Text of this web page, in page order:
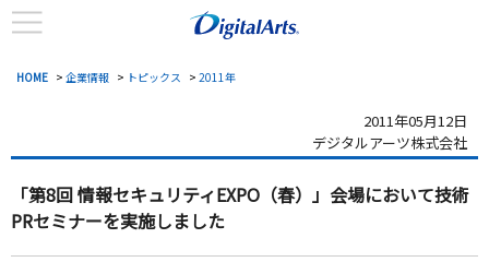
HOME > 企業情報 > トピックス > 2011年
2011年05月12日
デジタルアーツ株式会社
「第8回 情報セキュリティEXPO（春）」会場において技術
PRセミナーを実施しました